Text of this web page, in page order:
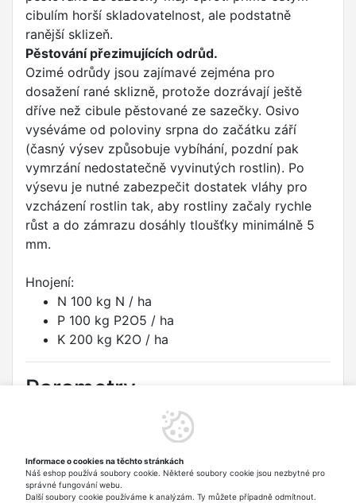
cibulím horší skladovatelnost, ale podstatně
ranější sklizeň.
Pěstování přezimujících odrůd.
Ozimé odrůdy jsou zajímavé zejména pro
dosažení rané sklizně, protože dozrávají ještě
dříve než cibule pěstované ze sazečky. Osivo
vyséváme od poloviny srpna do začátku září
(časný výsev způsobuje vybíhání, pozdní pak
vymrzání nedostatečně vyvinutých rostlin). Po
výsevu je nutné zabezpečit dostatek vláhy pro
vzcházení rostlin tak, aby rostliny začaly rychle
růst a do zámrazu dosáhly tloušťky minimálně 5
mm.
Hnojení:
N 100 kg N / ha
P 100 kg P2O5 / ha
K 200 kg K2O / ha
Parametry
Typ:Zelenina
Informace o cookies na těchto stránkách
Náš eshop používá soubory cookie. Některé soubory cookie jsou nezbytné pro
správné fungování webu.
Další soubory cookie používáme k analýzám. Ty můžete případně odmítnout.